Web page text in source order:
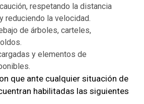
respetando la distancia
reduciendo la velocidad.
de árboles, carteles,
y elementos de
que ante cualquier situación de
habilitadas las siguientes